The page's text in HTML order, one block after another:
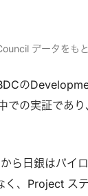
データをもと
の
での実証であ
ら日銀はパイ
く、Project ス